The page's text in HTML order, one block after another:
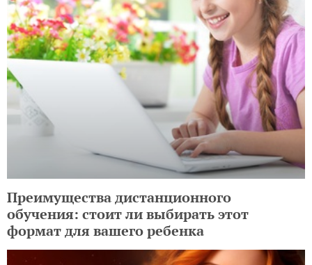
Преимущества дистанционного
обучения: стоит ли выбирать этот
формат для вашего ребенка